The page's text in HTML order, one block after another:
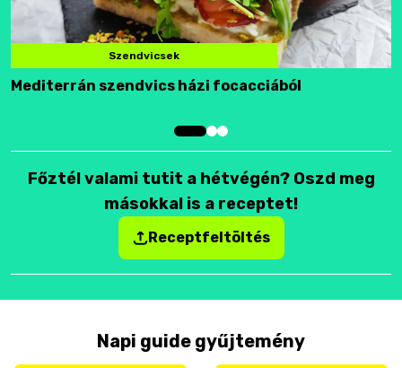
Szendvicsek
Mediterrán szendvics házi focacciából
Főztél valami tutit a hétvégén? Oszd meg
másokkal is a receptet!
Receptfeltöltés
Napi guide gyűjtemény